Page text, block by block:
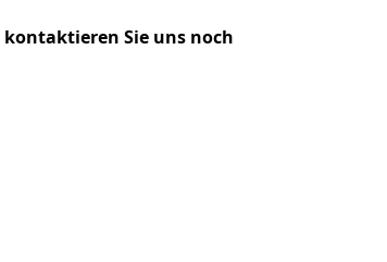
kontaktieren Sie uns noch